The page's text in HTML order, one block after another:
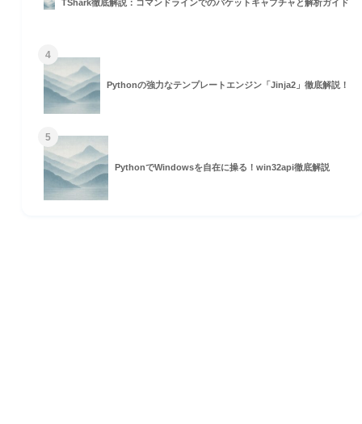
TShark徹底解説：コマンドラインでのパケットキャプチャと解析ガイド
4
Pythonの強力なテンプレートエンジン「Jinja2」徹底解説！
5
PythonでWindowsを自在に操る！win32api徹底解説